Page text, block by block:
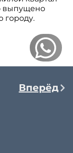
выпущено
городу.
Вперёд